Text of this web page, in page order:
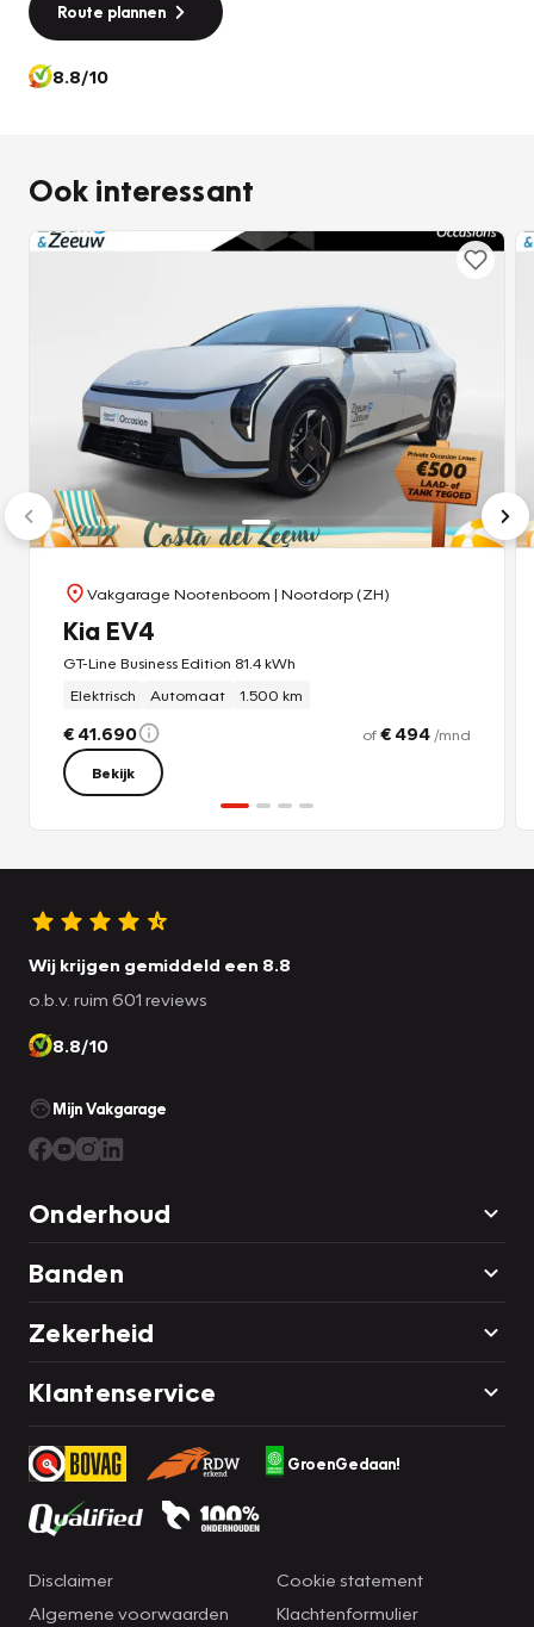
Route plannen
8.8/10
Ook interessant
Vakgarage Nootenboom | Nootdorp (ZH)
Kia EV4
GT-Line Business Edition 81.4 kWh
Elektrisch
Automaat 1.500 km
€ 41.690 of€ 494 /mnd
Bekijk
Wij krijgen gemiddeld een 8.8
o.b.v. ruim 601 reviews
8.8/10
Mijn Vakgarage
Onderhoud
Banden
Zekerheid
Klantenservice
GroenGedaan!
Disclaimer
Algemene voorwaarden
Cookie statement
Klachtenformulier